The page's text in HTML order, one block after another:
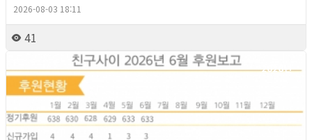
2026-08-03 18:11
41
2026년